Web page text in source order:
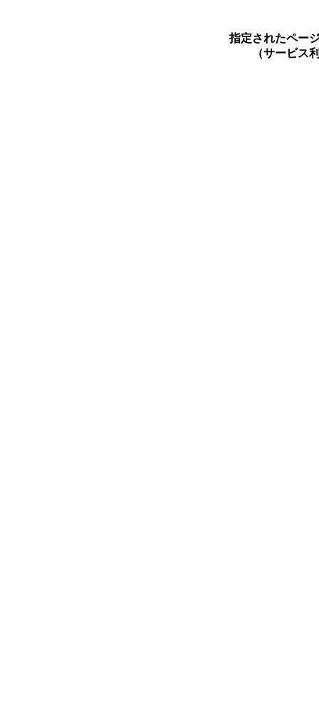
指定されたペー
（サービス